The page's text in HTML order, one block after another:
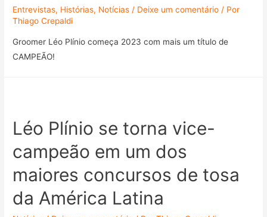
Entrevistas, Histórias, Notícias / Deixe um comentário / Por
Thiago Crepaldi
Groomer Léo Plínio começa 2023 com mais um título de
CAMPEÃO!
Léo Plínio se torna vice-
campeão em um dos
maiores concursos de tosa
da América Latina